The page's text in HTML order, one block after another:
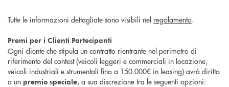
Tutte le informazioni dettagliate sono visibili nel regolamento.
Premi per i Clienti Partecipanti
Ogni cliente che stipula un contratto rientrante nel perimetro di
riferimento del contest (veicoli leggeri e commerciali in locazione,
veicoli industriali e strumentali fino a 150.000€ in leasing) avrà diritto
a un premio speciale, a sua discrezione tra le seguenti opzioni: